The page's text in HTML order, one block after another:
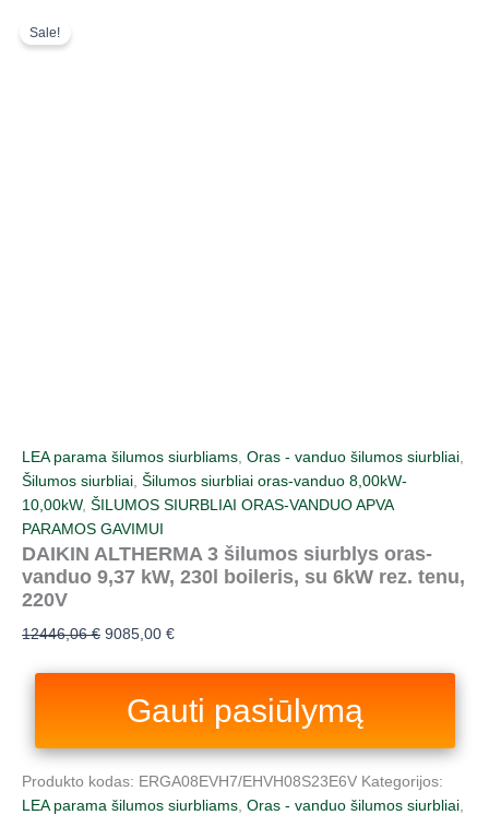
Sale!
LEA parama šilumos siurbliams, Oras - vanduo šilumos siurbliai,
Šilumos siurbliai, Šilumos siurbliai oras-vanduo 8,00kW-
10,00kW, ŠILUMOS SIURBLIAI ORAS-VANDUO APVA
PARAMOS GAVIMUI
DAIKIN ALTHERMA 3 šilumos siurblys oras-
vanduo 9,37 kW, 230l boileris, su 6kW rez. tenu,
220V
12446,06€ 9085,00 €
Gauti pasiūlymą
Produkto kodas: ERGA08EVH7/EHVH08S23E6V Kategorijos:
LEA parama šilumos siurbliams Oras - vanduo šilumos siurbliai